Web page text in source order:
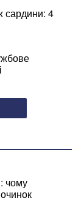
сардини: 4
чому